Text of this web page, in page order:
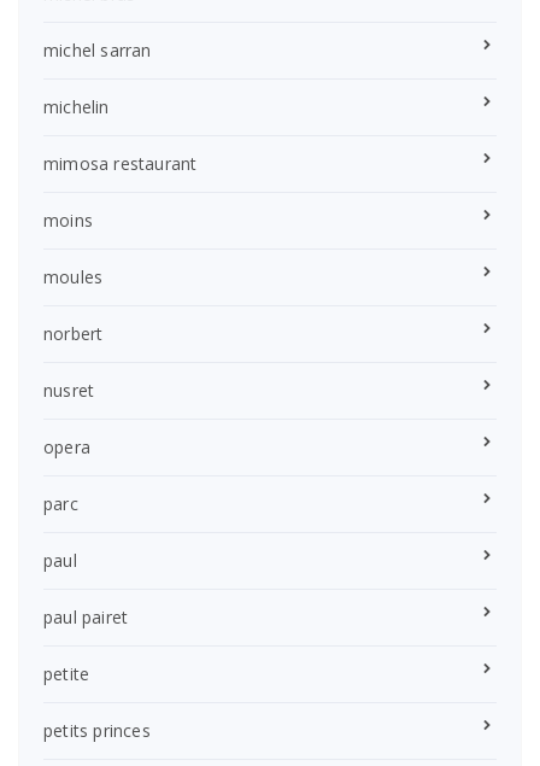
michel sarran
michelin
mimosa restaurant
moins
moules
norbert
nusret
opera
parc
paul
paul pairet
petite
petits princes